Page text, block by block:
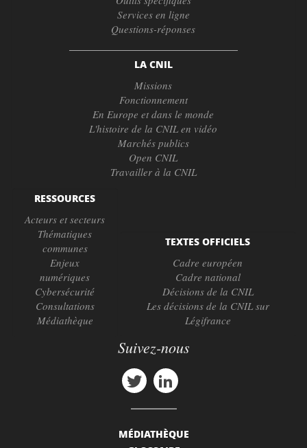
Services en ligne
Questions-réponses
LA CNIL
Missions
Fonctionnement
En Europe et dans le monde
L'histoire de la CNIL en vidéo
Marchés publics
Open CNIL
Travailler à la CNIL
RESSOURCES
Acteurs et secteurs
Thématiques
communes
Enjeux
numériques
Cybersécurité
Consultations
Médiathèque
TEXTES OFFICIELS
Cadre européen
Cadre national
Décisions de la CNIL
Les décisions de la CNIL sur
Légifrance
Suivez-nous
MÉDIATHÈQUE